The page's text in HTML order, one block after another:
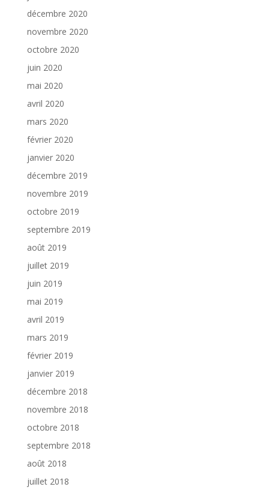
décembre 2020
novembre 2020
octobre 2020
juin 2020
mai 2020
avril 2020
mars 2020
février 2020
janvier 2020
décembre 2019
novembre 2019
octobre 2019
septembre 2019
août 2019
juillet 2019
juin 2019
mai 2019
avril 2019
mars 2019
février 2019
janvier 2019
décembre 2018
novembre 2018
octobre 2018
septembre 2018
août 2018
juillet 2018